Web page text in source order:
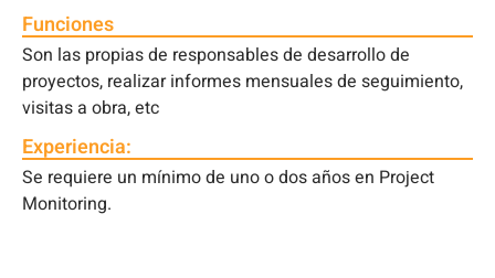
Funciones
Son las propias de responsables de desarrollo de
proyectos, realizar informes mensuales de seguimiento,
visitas a obra, etc
Experiencia:
Se requiere un mínimo de uno o dos años en Project
Monitoring.